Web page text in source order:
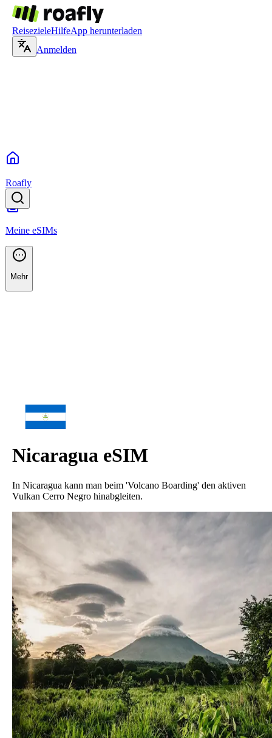
ReisezieleHilfeApp herunterladen
Anmelden
Roafly
Meine eSIMs
Mehr
Nicaragua eSIM
In Nicaragua kann man beim 'Volcano Boarding' den aktiven
Vulkan Cerro Negro hinabgleiten.